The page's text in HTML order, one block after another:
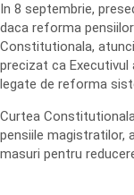
In 8 septembrie,
daca reforma
Constitutionala,
precizat ca
legate de reforma
Curtea
pensiile magistratilor,
masuri pentru